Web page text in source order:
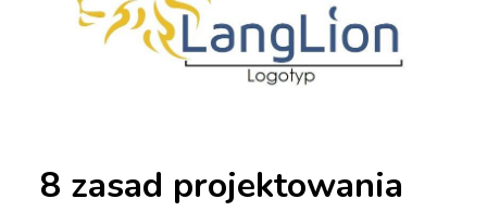
8 zasad projektowania